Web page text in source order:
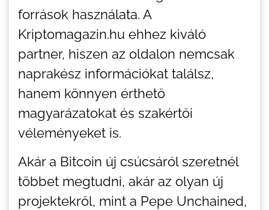
források használata. A
Kriptomagazin.hu ehhez kiváló
partner, hiszen az oldalon nemcsak
naprakész információkat találsz,
hanem könnyen érthető
magyarázatokat és szakértői
véleményeket is.
Akár a Bitcoin új csúcsáról szeretnél
többet megtudni, akár az olyan új
projektekről, mint a Pepe Unchained,